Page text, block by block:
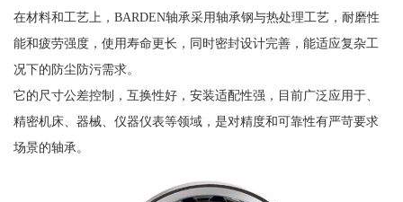
在材料和工艺上，BARDEN轴承采用轴承钢与热处理工艺，耐磨性
能和疲劳强度，使用寿命更长，同时密封设计完善，能适应复杂工
况下的防尘防污需求。
它的尺寸公差控制，互换性好，安装适配性强，目前广泛应用于、
精密机床、器械、仪器仪表等领域，是对精度和可靠性有严苛要求
场景的轴承。